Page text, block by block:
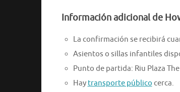
Información adicional de
La confirmación se recibirá
Asientos o sillas infantiles
Punto de partida: Riu Plaza
Hay transporte público cerca.